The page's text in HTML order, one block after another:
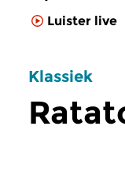
Luister live
Klassiek